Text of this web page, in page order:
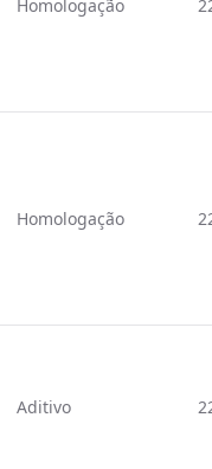
Homologação
Homologação
Aditivo